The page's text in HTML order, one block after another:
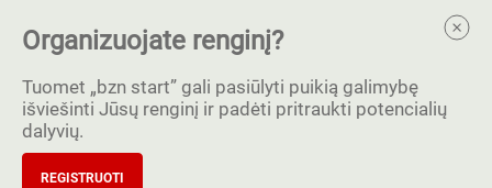
Organizuojate renginį?
Tuomet „bzn start” gali pasiūlyti puikią galimybę
išviešinti Jūsų renginį ir padėti pritraukti potencialių
dalyvių.
REGISTRUOTI